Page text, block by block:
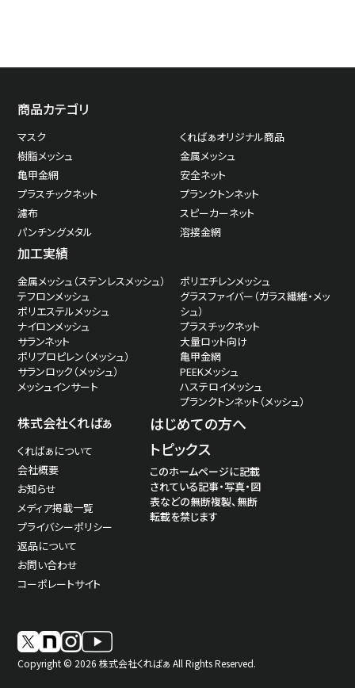
15252305-m
10881254-m
15285229-m 50
10875229-m 68 44
15253254-m
248140157-m 75 80
商品カテゴリ
マスク
くればぁオリジナル商品
樹脂メッシュ
金属メッシュ
亀甲金網
安全ネット
プラスチックネット
プランクトンネット
濾布
スピーカーネット
パンチングメタル
溶接金網
加工実績
金属メッシュ（ステンレスメッシュ）
テフロンメッシュ
ポリエステルメッシュ
ナイロンメッシュ
サランネット
ポリプロピレン（メッシュ）
サランロック（メッシュ）
メッシュインサート
ポリエチレンメッシュ
グラスファイバー（ガラス繊維・メッ
シュ）
プラスチックネット
大量ロット向け
亀甲金網
PEEKメッシュ
ハステロイメッシュ
プランクトンネット（メッシュ）
株式会社くればぁ
くればぁについて
会社概要
お知らせ
メディア掲載一覧
プライバシーポリシー
返品について
お問い合わせ
コーポレートサイト
はじめての方へ
トピックス
このホームページに記載
されている記事・写真・図
表などの無断複製、無断
転載を禁じます
Copyright © 2026 株式会社くればぁ All Rights Reserved.